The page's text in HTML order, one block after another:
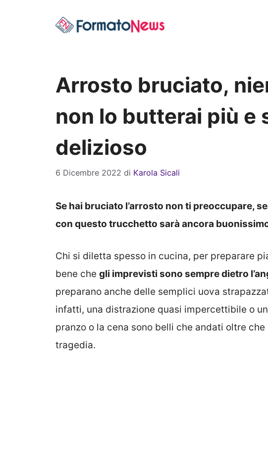
Arrosto bruciato,
non lo butterai più e
delizioso
6 Dicembre 2022 di Karola Sicali
Se hai bruciato l’arrosto non ti preoccupare,
con questo trucchetto sarà ancora
Chi si diletta spesso in cucina, per preparare
bene che gli imprevisti sono sempre dietro
preparano anche delle semplici uova
infatti, una distrazione quasi impercettibile o
pranzo o la cena sono belli che andati oltre
tragedia.